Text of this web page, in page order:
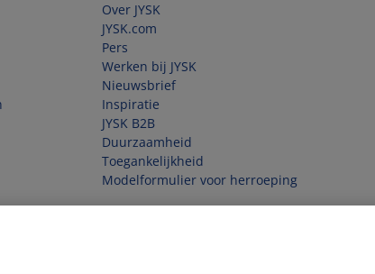
Over JYSK
JYSK.com
Pers
Werken bij JYSK
Nieuwsbrief
Inspiratie
JYSK B2B
Duurzaamheid
Toegankelijkheid
Modelformulier voor herroeping